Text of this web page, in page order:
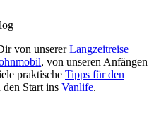
von unsererLangzeitreise
, von unseren Anfängen
praktische Tipps für den
den Start ins Vanlife.